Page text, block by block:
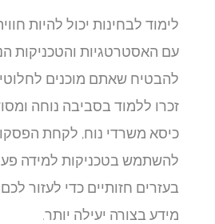
לימוד לבחינות יכול להיות
עם האסטרטגיות והטכניקות
להבטיח שאתם מוכנים
זכרו ללמוד בסביבה נוחה
כיסא משרדי נוח, לקחת הפסקות
להשתמש בטכניקות למידה
בעזרים חזותיים כדי לעזור לכם
מידע בצורה יעילה יותר.